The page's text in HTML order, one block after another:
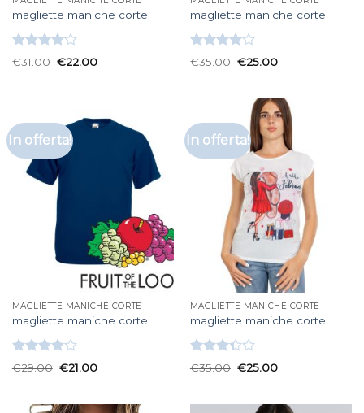
magliette maniche corte
Valutato
€31.00 €22.00
magliette maniche corte
Valutato
€35.00 €25.00
In offerta!
MAGLIETTE MANICHE CORTE
magliette maniche corte
Valutato
€29.00 €21.00
In offerta!
MAGLIETTE MANICHE CORTE
magliette maniche corte
Valutato
€35.00 €25.00